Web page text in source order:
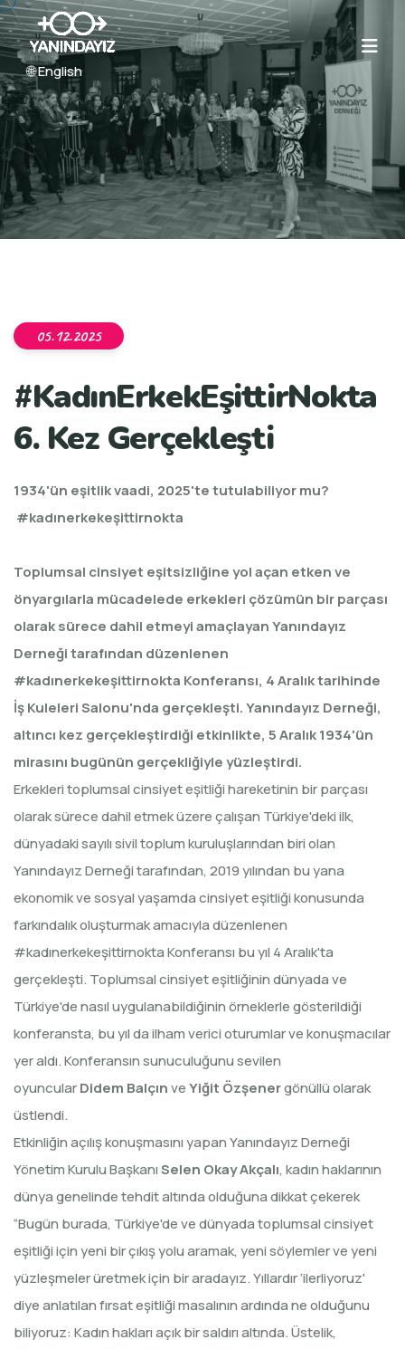
🌐 English
05.12.2025
#KadınErkekEşittirNokta
6. Kez Gerçekleşti
1934'ün eşitlik vaadi, 2025'te tutulabiliyor mu?
#kadınerkekeşittirnokta
Toplumsal cinsiyet eşitsizliğine yol açan etken ve
önyargılarla mücadelede erkekleri çözümün bir parçası
olarak sürece dahil etmeyi amaçlayan Yanındayız
Derneği tarafından düzenlenen
#kadınerkekeşittirnokta Konferansı, 4 Aralık tarihinde
İş Kuleleri Salonu'nda gerçekleşti. Yanındayız Derneği,
altıncı kez gerçekleştirdiği etkinlikte, 5 Aralık 1934'ün
mirasını bugünün gerçekliğiyle yüzleştirdi.
Erkekleri toplumsal cinsiyet eşitliği hareketinin bir parçası
olarak sürece dahil etmek üzere çalışan Türkiye'deki ilk,
dünyadaki sayılı sivil toplum kuruluşlarından biri olan
Yanındayız Derneği tarafından, 2019 yılından bu yana
ekonomik ve sosyal yaşamda cinsiyet eşitliği konusunda
farkındalık oluşturmak amacıyla düzenlenen
#kadınerkekeşittirnokta Konferansı bu yıl 4 Aralık'ta
gerçekleşti. Toplumsal cinsiyet eşitliğinin dünyada ve
Türkiye'de nasıl uygulanabildiğinin örneklerle gösterildiği
konferansta, bu yıl da ilham verici oturumlar ve konuşmacılar
yer aldı. Konferansın sunuculuğunu sevilen
oyuncularDidem BalçınveYiğit Özşenergönüllü olarak
üstlendi.
Etkinliğin açılış konuşmasını yapan Yanındayız Derneği
Yönetim Kurulu BaşkanıSelen Okay Akçalı, kadın haklarının
dünya genelinde tehdit altında olduğuna dikkat çekerek
“Bugün burada, Türkiye'de ve dünyada toplumsal cinsiyet
eşitliği için yeni bir çıkış yolu aramak, yeni söylemler ve yeni
yüzleşmeler üretmek için bir aradayız. Yıllardır ‘ilerliyoruz'
diye anlatılan fırsat eşitliği masalının ardında ne olduğunu
biliyoruz: Kadın hakları açık bir saldırı altında. Üstelik,